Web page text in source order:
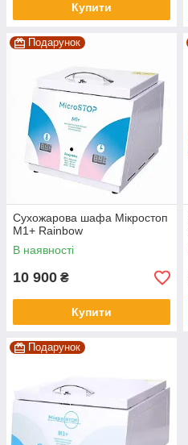
Купити
Подарунок
Сухожарова шафа Мікростоп
М1+ Rainbow
В наявності
10 900 ₴
Купити
Подарунок